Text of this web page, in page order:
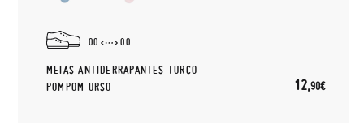
00 00
MEIAS ANTIDERRAPANTES TURCO
POMPOM URSO
12,90€